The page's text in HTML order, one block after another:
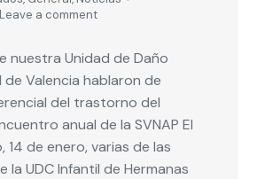
Leave a comment
nuestra Unidad de Daño
Valencia hablaron de
del trastorno del
anual de la SVNAP El
14 de enero, varias de las
la UDC Infantil de Hermanas